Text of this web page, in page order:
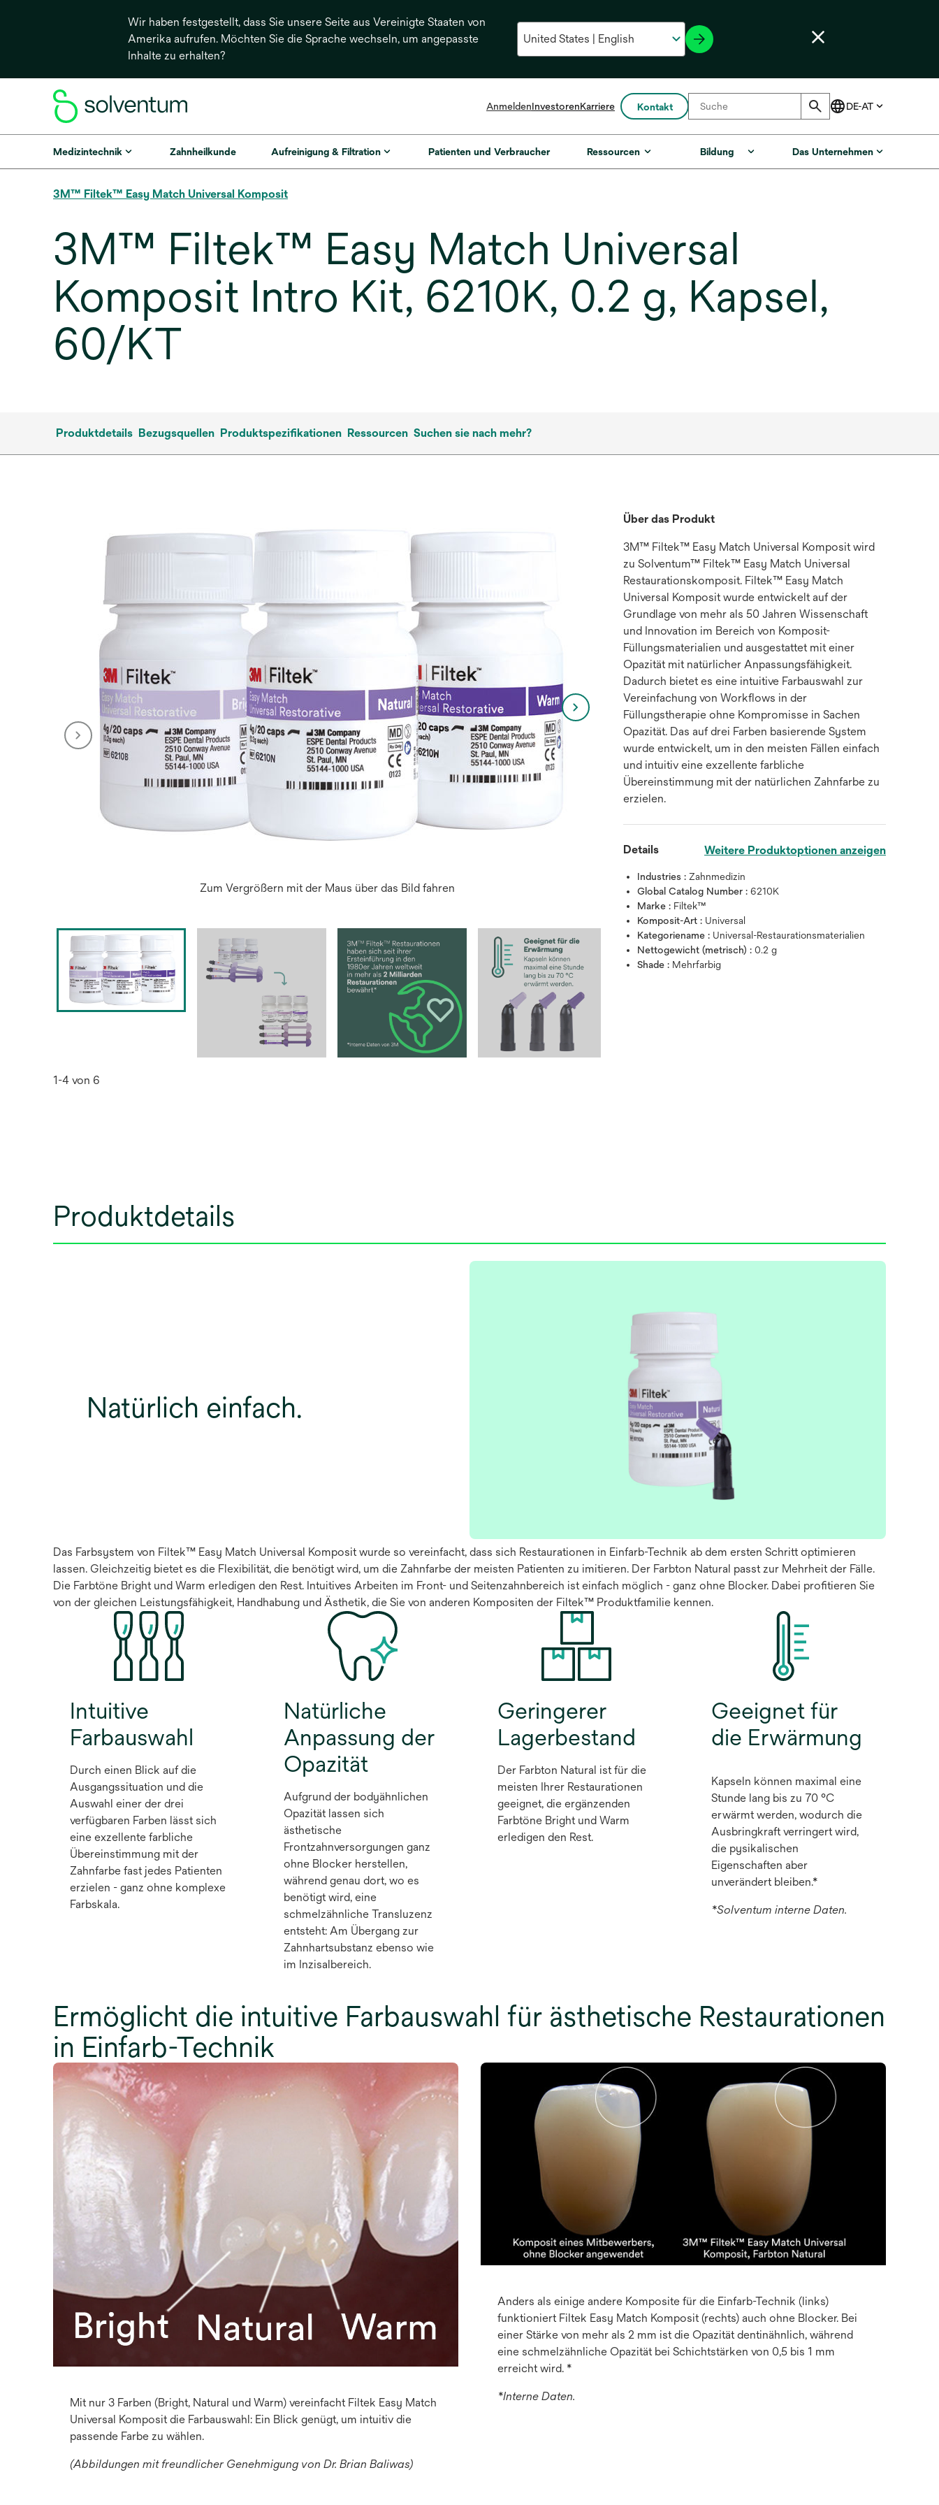
Wir haben festgestellt, dass Sie unsere Seite aus Vereinigte Staaten von
Amerika aufrufen. Möchten Sie die Sprache wechseln, um angepasste
Inhalte zu erhalten?
AnmeldenInvestorenKarriere Kontakt
Medizintechnik Zahnheilkunde Aufreinigung & Filtration Patienten und Verbraucher Ressourcen Bildung Das Unternehmen
3M™ Filtek™ Easy Match Universal Komposit
3M™ Filtek™ Easy Match Universal
Komposit Intro Kit, 6210K, 0.2 g, Kapsel,
60/KT
Produktdetails Bezugsquellen Produktspezifikationen Ressourcen Suchen sie nach mehr?
Zum Vergrößern mit der Maus über das Bild fahren Zum Vergrößern mit der Maus über
1-4 von 6
Über das Produkt
3M™ Filtek™ Easy Match Universal Komposit wird
zu Solventum™ Filtek™ Easy Match Universal
Restaurationskomposit. Filtek™ Easy Match
Universal Komposit wurde entwickelt auf der
Grundlage von mehr als 50 Jahren Wissenschaft
und Innovation im Bereich von Komposit-
Füllungsmaterialien und ausgestattet mit einer
Opazität mit natürlicher Anpassungsfähigkeit.
Dadurch bietet es eine intuitive Farbauswahl zur
Vereinfachung von Workflows in der
Füllungstherapie ohne Kompromisse in Sachen
Opazität. Das auf drei Farben basierende System
wurde entwickelt, um in den meisten Fällen einfach
und intuitiv eine exzellente farbliche
Übereinstimmung mit der natürlichen Zahnfarbe zu
erzielen.
Details Weitere Produktoptionen anzeigen
Industries :Zahnmedizin
Global Catalog Number :6210K
Marke : Filtek™
Komposit-Art : Universal
Kategoriename : Universal-Restaurationsmaterialien
Nettogewicht (metrisch) :0.2 g
Shade : Mehrfarbig
Produktdetails
Natürlich einfach.
Das Farbsystem von Filtek™ Easy Match Universal Komposit wurde so vereinfacht, dass sich Restaurationen in Einfarb-Technik ab dem ersten Schritt optimieren
lassen. Gleichzeitig bietet es die Flexibilität, die benötigt wird, um die Zahnfarbe der meisten Patienten zu imitieren. Der Farbton Natural passt zur Mehrheit der Fälle.
Die Farbtöne Bright und Warm erledigen den Rest. Intuitives Arbeiten im Front- und Seitenzahnbereich ist einfach möglich - ganz ohne Blocker. Dabei profitieren Sie
von der gleichen Leistungsfähigkeit, Handhabung und Ästhetik, die Sie von anderen Kompositen der Filtek™ Produktfamilie kennen.
Intuitive
Farbauswahl
Durch einen Blick auf die
Ausgangssituation und die
Auswahl einer der drei
verfügbaren Farben lässt sich
eine exzellente farbliche
Übereinstimmung mit der
Zahnfarbe fast jedes Patienten
erzielen - ganz ohne komplexe
Farbskala.
Natürliche
Anpassung der
Opazität
Aufgrund der bodyähnlichen
Opazität lassen sich
ästhetische
Frontzahnversorgungen ganz
ohne Blocker herstellen,
während genau dort, wo es
benötigt wird, eine
schmelzähnliche Transluzenz
entsteht: Am Übergang zur
Zahnhartsubstanz ebenso wie
im Inzisalbereich.
Geringerer
Lagerbestand
Der Farbton Natural ist für die
meisten Ihrer Restaurationen
geeignet, die ergänzenden
Farbtöne Bright und Warm
erledigen den Rest.
Geeignet für
die Erwärmung
Kapseln können maximal eine
Stunde lang bis zu 70 °C
erwärmt werden, wodurch die
Ausbringkraft verringert wird,
die pysikalischen
Eigenschaften aber
unverändert bleiben.*
*Solventum interne Daten.
Ermöglicht die intuitive Farbauswahl für ästhetische Restaurationen
in Einfarb-Technik
Mit nur 3 Farben (Bright, Natural und Warm) vereinfacht Filtek Easy Match
Universal Komposit die Farbauswahl: Ein Blick genügt, um intuitiv die
passende Farbe zu wählen.
(Abbildungen mit freundlicher Genehmigung von Dr. Brian Baliwas)
Anders als einige andere Komposite für die Einfarb-Technik (links)
funktioniert Filtek Easy Match Komposit (rechts) auch ohne Blocker. Bei
einer Stärke von mehr als 2 mm ist die Opazität dentinähnlich, während
eine schmelzähnliche Opazität bei Schichtstärken von 0,5 bis 1 mm
erreicht wird. *
*Interne Daten.